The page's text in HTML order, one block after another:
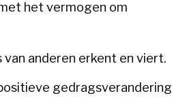
het vermogen om
anderen erkent en viert.
gedragsverandering